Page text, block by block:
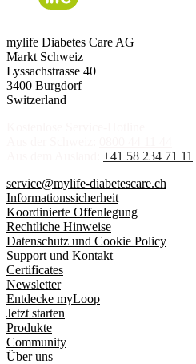
mylife Diabetes Care AG
Markt Schweiz
Lyssachstrasse 40
3400 Burgdorf
Switzerland
+41 58 234 71 11
service@mylife-diabetescare.ch
Informationssicherheit
Koordinierte Offenlegung
Rechtliche Hinweise
Datenschutz und Cookie Policy
Support und Kontakt
Certificates
Newsletter
Entdecke myLoop
Jetzt starten
Produkte
Community
Über uns